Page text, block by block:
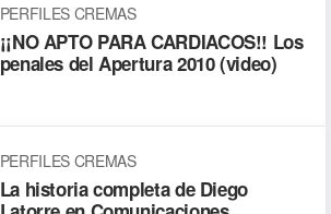
PERFILES CREMAS
¡¡NO APTO PARA CARDIACOS!! Los
penales del Apertura 2010 (video)
PERFILES CREMAS
La historia completa de Diego